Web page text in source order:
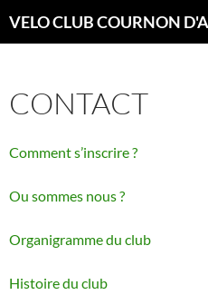
auVELO CLUB COURNON
CONTACT
Comment s’inscrire ?
Ou sommes nous ?
Organigramme du club
Histoire du club
00:00
01:00
02:00